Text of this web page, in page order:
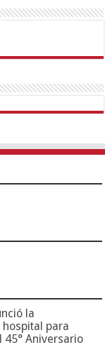
MatadorbetMariobet
la
para
45° Aniversario